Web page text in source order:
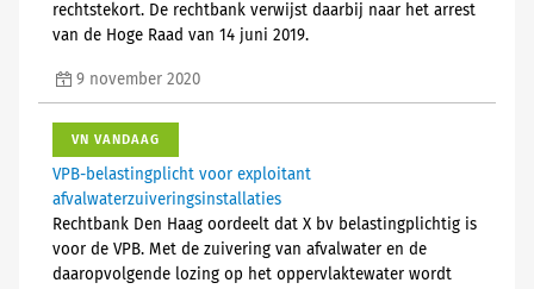
rechtstekort. De rechtbank verwijst daarbij naar het arrest
van de Hoge Raad van 14 juni 2019.
9 november 2020
VN VANDAAG
VPB-belastingplicht voor exploitant
afvalwaterzuiveringsinstallaties
Rechtbank Den Haag oordeelt dat X bv belastingplichtig is
voor de VPB. Met de zuivering van afvalwater en de
daaropvolgende lozing op het oppervlaktewater wordt